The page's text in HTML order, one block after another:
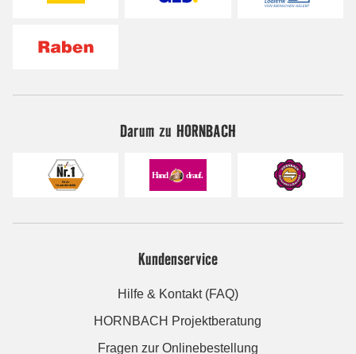
Darum zu HORNBACH
Kundenservice
Hilfe & Kontakt (FAQ)
HORNBACH Projektberatung
Fragen zur Onlinebestellung